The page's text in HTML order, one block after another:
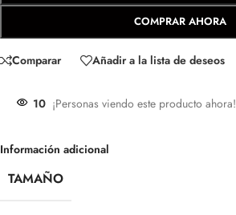
COMPRAR AHORA
Comparar Añadir a la lista de deseos
10 ¡Personas viendo este producto ahora!
Información adicional
TAMAÑO